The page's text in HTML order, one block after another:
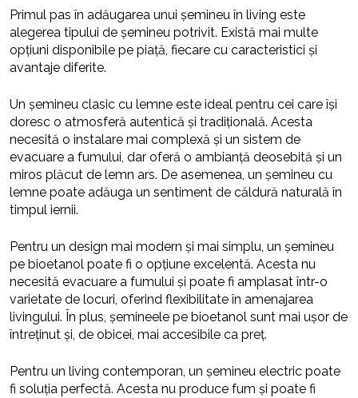
Primul pas în adăugarea unui șemineu în living este
alegerea tipului de șemineu potrivit. Există mai multe
opțiuni disponibile pe piață, fiecare cu caracteristici și
avantaje diferite.
Un șemineu clasic cu lemne este ideal pentru cei care își
doresc o atmosferă autentică și tradițională. Acesta
necesită o instalare mai complexă și un sistem de
evacuare a fumului, dar oferă o ambianță deosebită și un
miros plăcut de lemn ars. De asemenea, un șemineu cu
lemne poate adăuga un sentiment de căldură naturală în
timpul iernii.
Pentru un design mai modern și mai simplu, un șemineu
pe bioetanol poate fi o opțiune excelentă. Acesta nu
necesită evacuare a fumului și poate fi amplasat într-o
varietate de locuri, oferind flexibilitate în amenajarea
livingului. În plus, șemineele pe bioetanol sunt mai ușor de
întreținut și, de obicei, mai accesibile ca preț.
Pentru un living contemporan, un șemineu electric poate
fi soluția perfectă. Acesta nu produce fum și poate fi